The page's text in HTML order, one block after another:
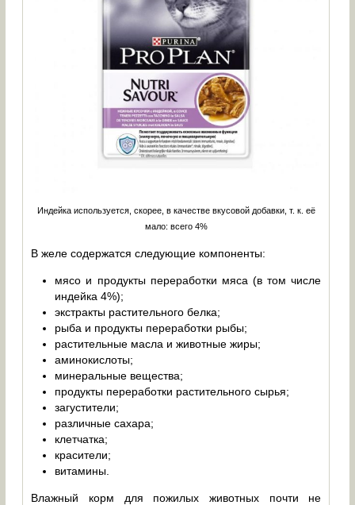
Индейка используется, скорее, в качестве вкусовой добавки, т. к. её
мало: всего 4%
В желе содержатся следующие компоненты:
мясо и продукты переработки мяса (в том числе
индейка 4%);
экстракты растительного белка;
рыба и продукты переработки рыбы;
растительные масла и животные жиры;
аминокислоты;
минеральные вещества;
продукты переработки растительного сырья;
загустители;
различные сахара;
клетчатка;
красители;
витамины.
Влажный корм для пожилых животных почти не